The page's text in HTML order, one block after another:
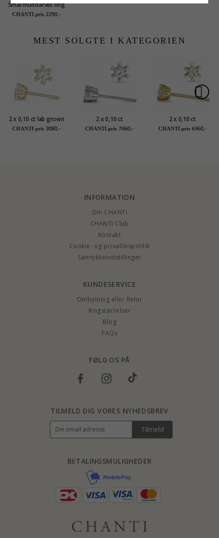
Smal multifarvet ring
i 8 karat guld - Gold
CHANTI pris 2290,-
MEST SOLGTE I KATEGORIEN
2 x 0,10 ct lab grown
diamant
CHANTI pris 3080,-
2 x 0,10 ct
solitaireørestikker i
CHANTI pris 7060,-
2 x 0,10 ct
solitaireørestikker i
CHANTI pris 6960,-
INFORMATION
Om CHANTI
CHANTI Club
Kontakt
Cookie- og privatlivspolitik
Samtykkeindstillinger
KUNDESERVICE
Ombytning eller Retur
Ringstørrelser
Blog
FAQs
FØLG OS PÅ
BETALINGSMULIGHEDER
TILMELD DIG VORES NYHEDSBREV
Tilmeld